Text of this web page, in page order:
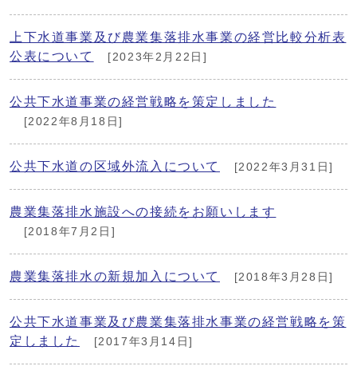
上下水道事業及び農業集落排水事業の経営比較分析表
公表について
[2023年2月22日]
公共下水道事業の経営戦略を策定しました
[2022年8月18日]
公共下水道の区域外流入について [2022年3月31日]
農業集落排水施設への接続をお願いします
[2018年7月2日]
農業集落排水の新規加入について [2018年3月28日]
公共下水道事業及び農業集落排水事業の経営戦略を策
定しました
[2017年3月14日]